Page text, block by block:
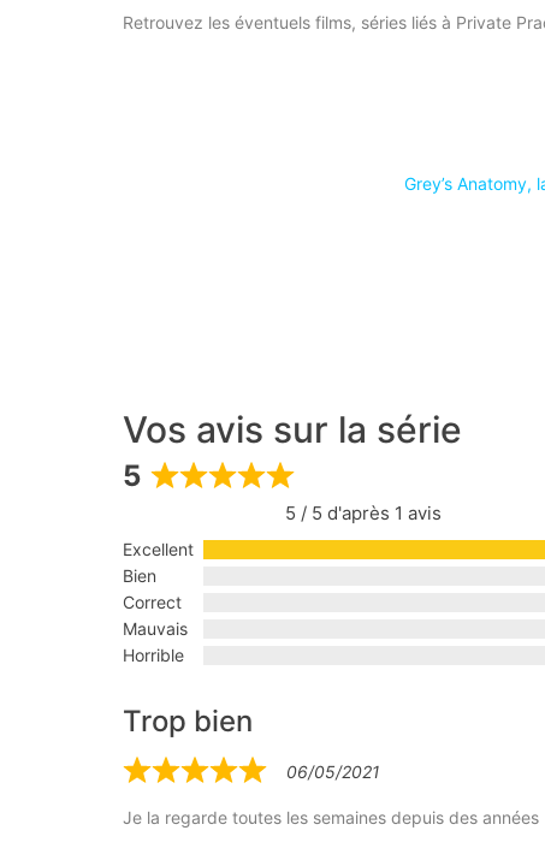
Retrouvez les éventuels films, séries liés à Private
Grey’s Anatomy,
Vos avis sur la série
5
Rated
out
of
5
5 / 5 d'après 1 avis
Excellent
Bien
Correct
Mauvais
Horrible
Trop bien
Rated
5
06/05/2021
Je la regarde toutes les semaines depuis des années